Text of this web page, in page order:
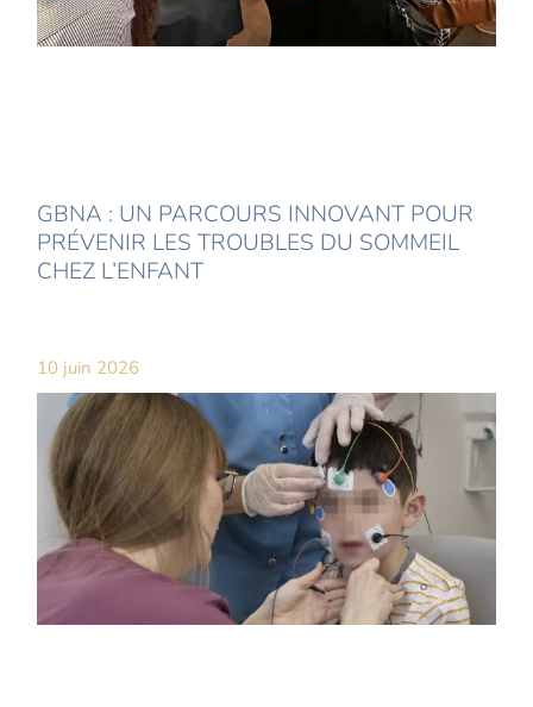
GBNA : UN PARCOURS INNOVANT POUR
PRÉVENIR LES TROUBLES DU SOMMEIL
CHEZ L’ENFANT
10 juin 2026